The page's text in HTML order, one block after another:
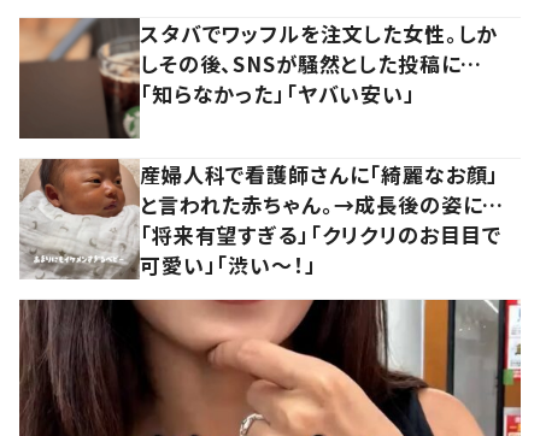
スタバでワッフルを注文した女性。しか
しその後、SNSが騒然とした投稿に…
「知らなかった」「ヤバい安い」
産婦人科で看護師さんに「綺麗なお顔」
と言われた赤ちゃん。→成長後の姿に…
「将来有望すぎる」「クリクリのお目目で
可愛い」「渋い～！」